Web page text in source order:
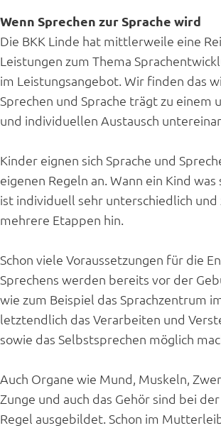
Wenn Sprechen zur Sprache wird
Die BKK Linde hat mittlerweile eine
Leistungen zum Thema
im Leistungsangebot. Wir finden das
Sprechen und Sprache trägt zu einem
und individuellen Austausch
Kinder eignen sich Sprache und
eigenen Regeln an. Wann ein Kind was
ist individuell sehr unterschiedlich und
mehrere Etappen hin.
Schon viele Voraussetzungen für die
Sprechens werden bereits vor der
wie zum Beispiel das Sprachzentrum
letztendlich das Verarbeiten und
sowie das Selbstsprechen möglich
Auch Organe wie Mund, Muskeln,
Zunge und auch das Gehör sind bei
Regel ausgebildet. Schon im